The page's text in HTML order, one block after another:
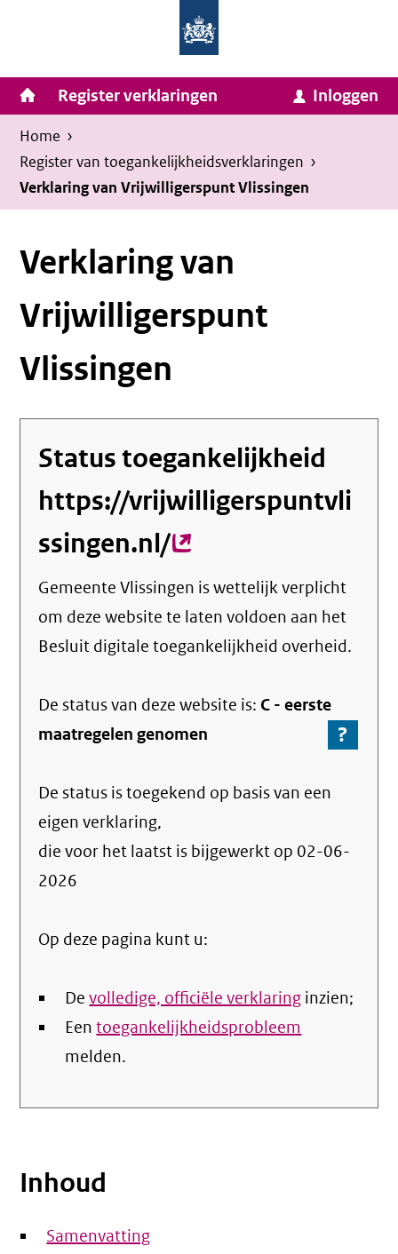
inhoud
van
Zaken
en
Koninkrijksrelaties
Homepage
van
Invulassistent
Toegankelijkheidsverklaring
Toegankelijkheidsverklaring
Hoofdnavigatie
Register verklaringen Inloggen
Kruimelpad
U
bevindt
zich
hier:
Home ›
Register van toegankelijkheids­verklaringen ›
Verklaring van Vrijwilligerspunt Vlissingen
Verklaring van
Vrijwilligerspunt
Vlissingen
Status toegankelijkheid
https://vrijwilligerspuntvli
ssingen.nl/(externe
link)
Gemeente Vlissingen is wettelijk verplicht
om deze website te laten voldoen aan het
Besluit digitale toegankelijkheid overheid.
De status van dezewebsite is: C -eerste
maatregelen genomen
?
Ga
over
De status is toegekend op basis van een
eigen verklaring,
die voor het laatst is bijgewerkt op 02-06-
2026
Op deze pagina kunt u:
Devolledige, officiële verklaring inzien;
Eentoegankelijkheidsprobleem
melden.
Inhoud
Samenvatting